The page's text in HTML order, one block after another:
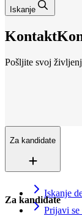
Iskanje
Kontakt
Pošljite svoj
Za kandidate
Iskanje
Prijavi se
Za kandidate